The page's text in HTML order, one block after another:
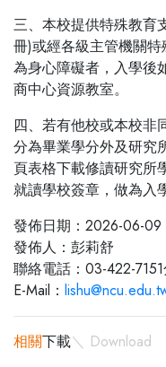
三、本校提供特殊教育
冊)或經各級主管機關
為身心障礙者，入學後
商中心資源教室。
四、若有他校或本校非
分為畢業學分外及研究
頁表格下載修讀研究所
就讀學校簽章，做為入
發佈日期：2026-06-09
發佈人：彭莉舒
聯絡電話：03-422-
E-Mail：
相關下載＼ Download